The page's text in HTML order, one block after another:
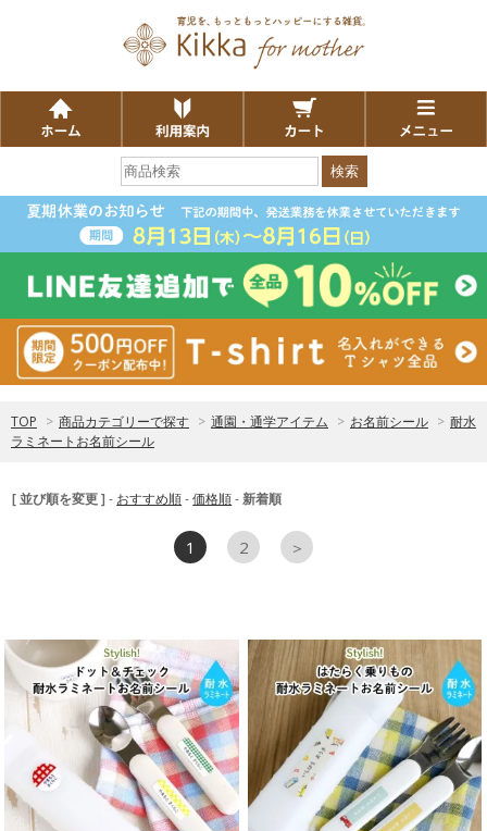
検索
TOP > 商品カテゴリーで探す > 通園・通学アイテム > お名前シール > 耐水
ラミネートお名前シール
[ 並び順を変更 ] - おすすめ順-価格順-新着順
1 2 ＞